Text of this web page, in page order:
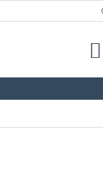
ODSTOUPENÍ OD